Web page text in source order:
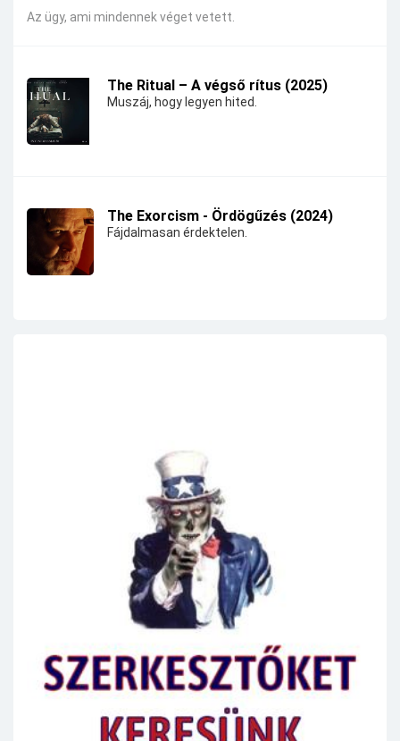
Az ügy, ami mindennek véget vetett.
The Ritual – A végső rítus (2025)
Muszáj, hogy legyen hited.
The Exorcism - Ördögűzés (2024)
Fájdalmasan érdektelen.